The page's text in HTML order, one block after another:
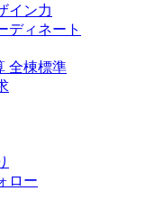
イン力
ディネート
全棟標準
ロー